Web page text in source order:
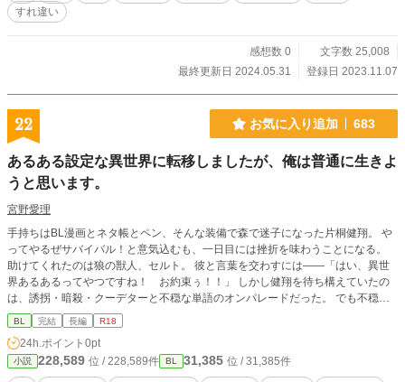
すれ違い
感想数 0
文字数 25,008
最終更新日 2024.05.31
登録日 2023.11.07
22 お気に入り追加 683
あるある設定な異世界に転移しましたが、俺は普通に生きよ
うと思います。
宮野愛理
手持ちはBL漫画とネタ帳とペン、そんな装備で森で迷子になった片桐健翔。 や
ってやるぜサバイバル！と意気込むも、一日目には挫折を味わうことになる。
助けてくれたのは狼の獣人、セルト。 彼と言葉を交わすには――「はい、異世
界あるあるってやつですね！ お約束ぅ！！」 しかし健翔を待ち構えていたの
は、誘拐・暗殺・クーデターと不穏な単語のオンパレードだった。 でも不穏な
中にも萌えはある！ それを糧に乗り切ります！ 「とりあえず生き残ることを目
標に！ 頑張れ、俺！！」 普通に生きようとするもどこかネジがぶっ飛んでる
系腐男子の、ドタバタコメディBLです。 （エッチなシーンが入る時は、タイト
ルの最後に「※」が付きますので背後にご注意ください）
BL 完結 長編 R18
24h.ポイント 0pt
小説 228,589 位 / 228,589件 BL 31,385 位 / 31,385件